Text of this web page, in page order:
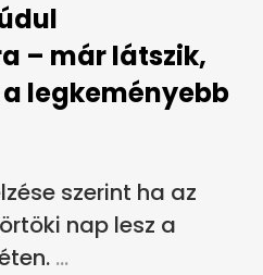
– már látszik,
legkeményebb
szerint ha az
nap lesz a